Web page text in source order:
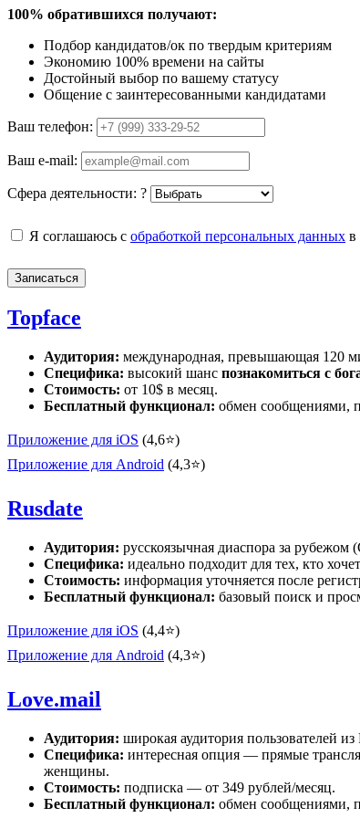
100% обратившихся получают:
Подбор кандидатов/ок по твердым критериям
Экономию 100% времени на сайты
Достойный выбор по вашему статусу
Общение с заинтересованными кандидатами
Ваш телефон:
Ваш e-mail:
Сфера деятельности: ?
Я соглашаюсь с обработкой персональных данных в
Записаться
Topface
Аудитория: международная, превышающая 120
Специфика: высокий шанс познакомиться с
Стоимость: от 10$ в месяц.
Бесплатный функционал: обмен сообщениями,
Приложение для iOS (4,6⭐)
Приложение для Android (4,3⭐)
Rusdate
Аудитория: русскоязычная диаспора за
Специфика: идеально подходит для тех, кто хочет
Стоимость: информация уточняется после
Бесплатный функционал: базовый поиск и
Приложение для iOS (4,4⭐)
Приложение для Android (4,3⭐)
Love.mail
Аудитория: широкая аудитория пользователей
Специфика: интересная опция — прямые
женщины.
Стоимость: подписка — от 349 рублей/месяц.
Бесплатный функционал: обмен сообщениями,